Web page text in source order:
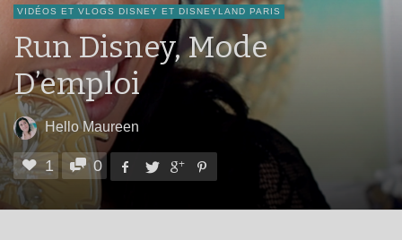
VIDÉOS ET VLOGS DISNEY ET DISNEYLAND PARIS
Run Disney, Mode
D’emploi
Hello Maureen
1 0